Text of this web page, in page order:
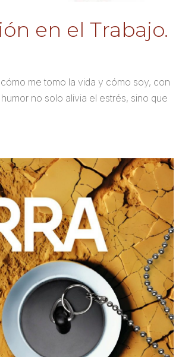
en el Trabajo.
me tomo la vida y cómo soy, con
no solo alivia el estrés, sino que